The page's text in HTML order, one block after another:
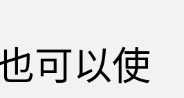
可以使